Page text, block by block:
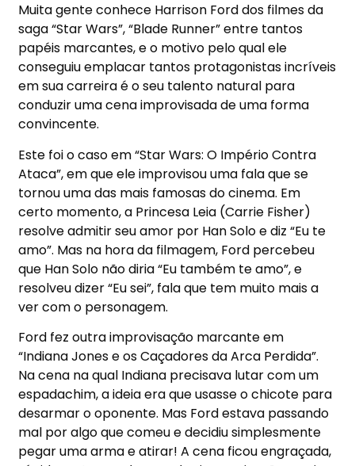
Muita gente conhece Harrison Ford dos filmes da
saga “Star Wars”, “Blade Runner” entre tantos
papéis marcantes, e o motivo pelo qual ele
conseguiu emplacar tantos protagonistas incríveis
em sua carreira é o seu talento natural para
conduzir uma cena improvisada de uma forma
convincente.
Este foi o caso em “Star Wars: O Império Contra
Ataca”, em que ele improvisou uma fala que se
tornou uma das mais famosas do cinema. Em
certo momento, a Princesa Leia (Carrie Fisher)
resolve admitir seu amor por Han Solo e diz “Eu te
amo”. Mas na hora da filmagem, Ford percebeu
que Han Solo não diria “Eu também te amo”, e
resolveu dizer “Eu sei”, fala que tem muito mais a
ver com o personagem.
Ford fez outra improvisação marcante em
“Indiana Jones e os Caçadores da Arca Perdida”.
Na cena na qual Indiana precisava lutar com um
espadachim, a ideia era que usasse o chicote para
desarmar o oponente. Mas Ford estava passando
mal por algo que comeu e decidiu simplesmente
pegar uma arma e atirar! A cena ficou engraçada,